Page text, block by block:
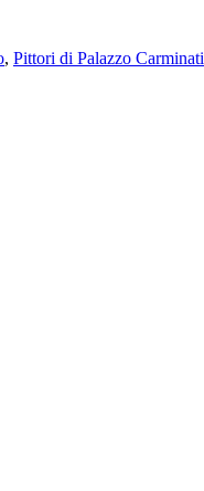
, Pittori di Palazzo Carminati